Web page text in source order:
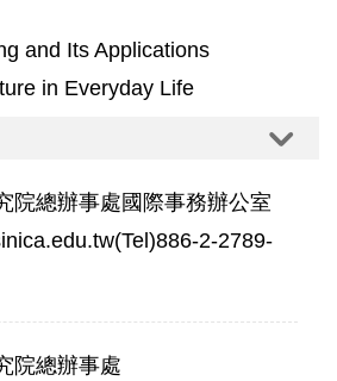
and Its Applications
in Everyday Life
院總辦事處國際事務辦公室
2-2789-
院總辦事處